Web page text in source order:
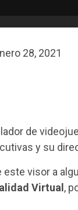
28, 2021
de
y su
este visor a
Virtual ,